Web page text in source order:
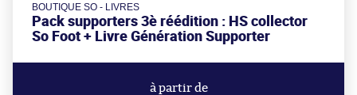
BOUTIQUE SO - LIVRES
Pack supporters 3è réédition : HS collector
So Foot + Livre Génération Supporter
à partir de